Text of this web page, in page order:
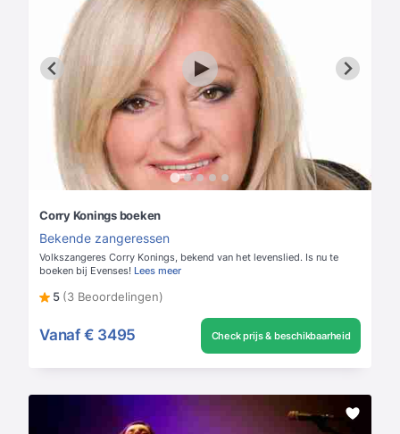
Corry Konings boeken
Bekende zangeressen
Volkszangeres Corry Konings, bekend van het levenslied. Is nu te
boeken bij Evenses! Lees meer
5 (3 Beoordelingen)
Vanaf € 3495 Check prijs & beschikbaarheid